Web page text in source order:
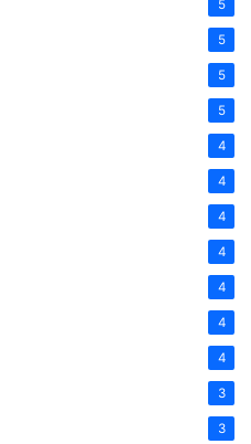
5
5
5
5
4
4
4
4
4
4
4
3
3